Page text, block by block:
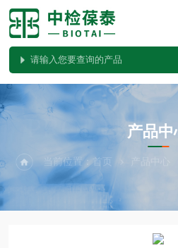
产品中
当前位置：首页 产品中心